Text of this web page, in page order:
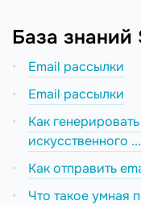
База знаний
Email рассылки
Email рассылки
Как
искусственного ...
Как отправить
Что такое умная